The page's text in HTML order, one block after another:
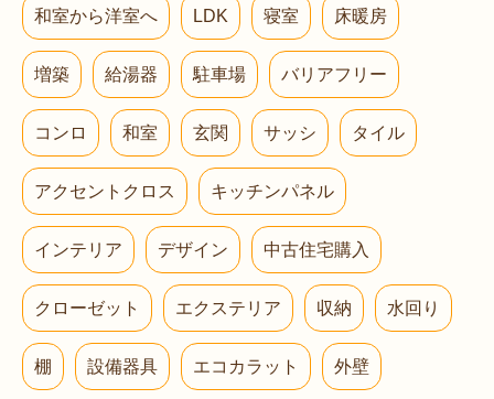
和室から洋室へ LDK 寝室 床暖房
増築 給湯器 駐車場 バリアフリー
コンロ 和室 玄関 サッシ タイル
アクセントクロス キッチンパネル
インテリア デザイン 中古住宅購入
クローゼット エクステリア 収納 水回り
棚 設備器具 エコカラット 外壁